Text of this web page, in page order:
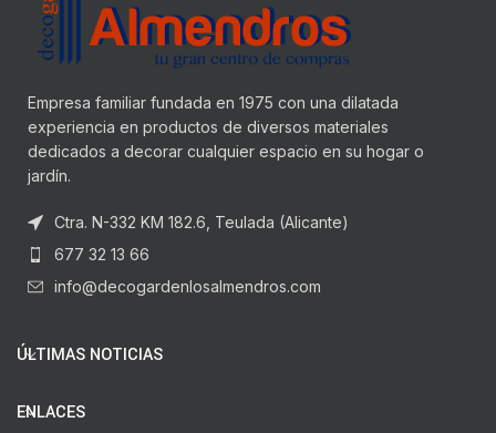
Empresa familiar fundada en 1975 con una dilatada
experiencia en productos de diversos materiales
dedicados a decorar cualquier espacio en su hogar o
jardín.
Ctra. N-332 KM 182.6, Teulada (Alicante)
677 32 13 66
info@decogardenlosalmendros.com
ÚLTIMAS NOTICIAS
ENLACES